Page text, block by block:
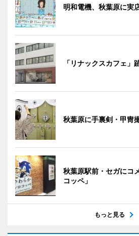
明和電機、秋葉原に実
「リナックスカフェ」
秋葉原に手裏剣・甲冑
秋葉原駅前・セガにコ
コッペ」
もっと見る